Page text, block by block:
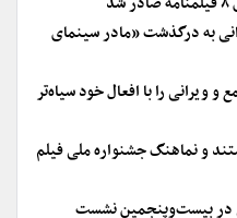
به درگذشت «مادر سینمای
را با افعال خود سیاه‌تر
و نماهنگ جشنواره ملی فیلم
در بیست‌وپنجمین نشست